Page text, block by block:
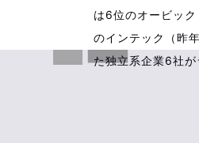
は6位のオービッ
のインテック（昨
た独立系企業6社が